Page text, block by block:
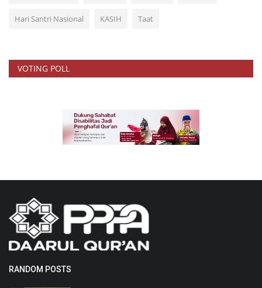
Hari Santri Nasional KASIH Taat
VOTING POLL
RANDOM POSTS